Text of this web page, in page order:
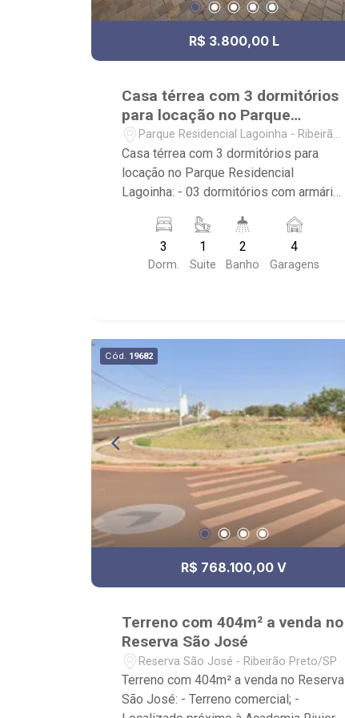
R$ 3.800,00 L
Casa térrea com 3 dormitórios
para locação no Parque
Residencial Lagoinha
Parque Residencial Lagoinha - Ribeirão
Preto/SP
Casa térrea com 3 dormitórios para
locação no Parque Residencial
Lagoinha: - 03 dormitórios com armário,
02 banheiros com armário, espelho e
box; - Sala de Jantar; - Sala de Estar; -
Sala dois ambientes; - Cozinha
com paisagismo; - 04 vagas de
garagem, sendo duas cobertas; -
Próximo ao Hospital Fundação
Penteado, Copacabana motel e Trevus
Bar e Lanchonete.
3
Dorm.
1
Suite
2
Banho
4
Garagens
Cód. 19682
R$ 768.100,00 V
Terreno com 404m² a venda no
Reserva São José
Reserva São José - Ribeirão Preto/SP
Terreno com 404m² a venda no Reserva
São José: - Terreno comercial; -